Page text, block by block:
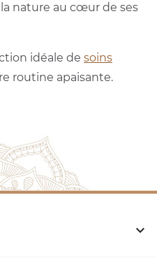
nature au cœur de ses
idéale de soins
routine apaisante.
